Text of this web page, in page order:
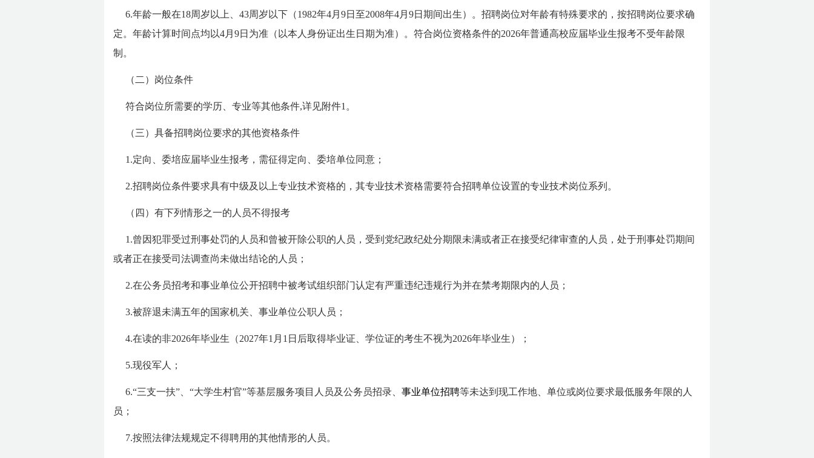
6.年龄一般在18周岁以上、43周岁以下（1982年4月9日至2008年4月9日期间出生）。招聘岗位对年龄有特殊要求的，按招聘岗位要求确
定。年龄计算时间点均以4月9日为准（以本人身份证出生日期为准）。符合岗位资格条件的2026年普通高校应届毕业生报考不受年龄限
制。
（二）岗位条件
符合岗位所需要的学历、专业等其他条件,详见附件1。
（三）具备招聘岗位要求的其他资格条件
1.定向、委培应届毕业生报考，需征得定向、委培单位同意；
2.招聘岗位条件要求具有中级及以上专业技术资格的，其专业技术资格需要符合招聘单位设置的专业技术岗位系列。
（四）有下列情形之一的人员不得报考
1.曾因犯罪受过刑事处罚的人员和曾被开除公职的人员，受到党纪政纪处分期限未满或者正在接受纪律审查的人员，处于刑事处罚期间
或者正在接受司法调查尚未做出结论的人员；
2.在公务员招考和事业单位公开招聘中被考试组织部门认定有严重违纪违规行为并在禁考期限内的人员；
3.被辞退未满五年的国家机关、事业单位公职人员；
4.在读的非2026年毕业生（2027年1月1日后取得毕业证、学位证的考生不视为2026年毕业生）；
5.现役军人；
6.“三支一扶”、“大学生村官”等基层服务项目人员及公务员招录、 事业单位招聘等未达到现工作地、单位或岗位要求最低服务年限的人
员；
7.按照法律法规规定不得聘用的其他情形的人员。